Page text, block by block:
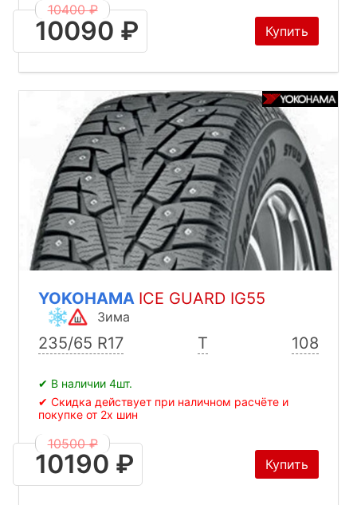
10400 ₽
10090 ₽ Купить
YOKOHAMA ICE GUARD IG55
Зима
235/65 R17 T 108
✔ В наличии 4шт.
✔ Скидка действует при наличном расчёте и
покупке от 2х шин
10500 ₽
10190 ₽ Купить